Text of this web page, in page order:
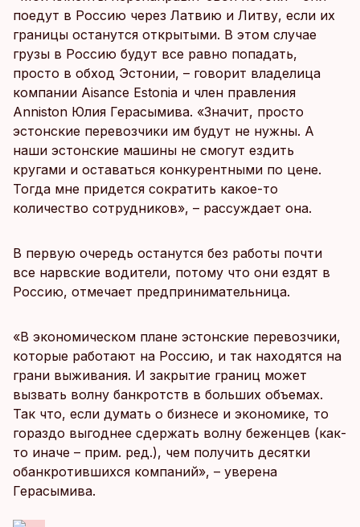
поедут в Россию через Латвию и Литву, если их
границы останутся открытыми. В этом случае
грузы в Россию будут все равно попадать,
просто в обход Эстонии, – говорит владелица
компании Aisance Estonia и член правления
Anniston Юлия Герасымива. «Значит, просто
эстонские перевозчики им будут не нужны. А
наши эстонские машины не смогут ездить
кругами и оставаться конкурентными по цене.
Тогда мне придется сократить какое-то
количество сотрудников», – рассуждает она.
В первую очередь останутся без работы почти
все нарвские водители, потому что они ездят в
Россию, отмечает предпринимательница.
«В экономическом плане эстонские перевозчики,
которые работают на Россию, и так находятся на
грани выживания. И закрытие границ может
вызвать волну банкротств в больших объемах.
Так что, если думать о бизнесе и экономике, то
гораздо выгоднее сдержать волну беженцев (как-
то иначе – прим. ред.), чем получить десятки
обанкротившихся компаний», – уверена
Герасымива.